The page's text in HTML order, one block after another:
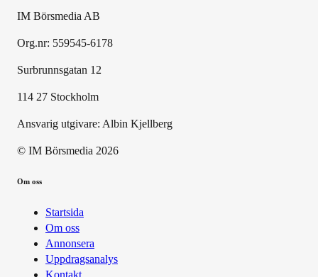
IM Börsmedia AB
Org.nr: 559545-6178
Surbrunnsgatan 12
114 27 Stockholm
Ansvarig utgivare: Albin Kjellberg
© IM Börsmedia 2026
Om oss
Startsida
Om oss
Annonsera
Uppdragsanalys
Kontakt